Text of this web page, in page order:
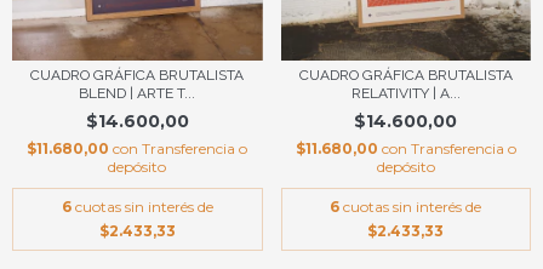
CUADRO GRÁFICA BRUTALISTA
BLEND | ARTE T...
$14.600,00
$11.680,00con Transferencia o
depósito
6 cuotas sin interés de
$2.433,33
CUADRO GRÁFICA BRUTALISTA
RELATIVITY | A...
$14.600,00
$11.680,00 con Transferencia o
depósito
6 cuotas sin interés de
$2.433,33